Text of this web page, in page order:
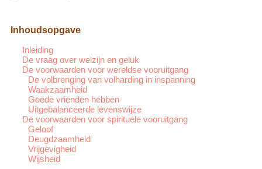
Inhoudsopgave
Inleiding
De vraag over welzijn en geluk
De voorwaarden voor wereldse vooruitgang
De volbrenging van volharding in inspanning
Waakzaamheid
Goede vrienden hebben
Uitgebalanceerde levenswijze
De voorwaarden voor spirituele vooruitgang
Geloof
Deugdzaamheid
Vrijgevigheid
Wijsheid